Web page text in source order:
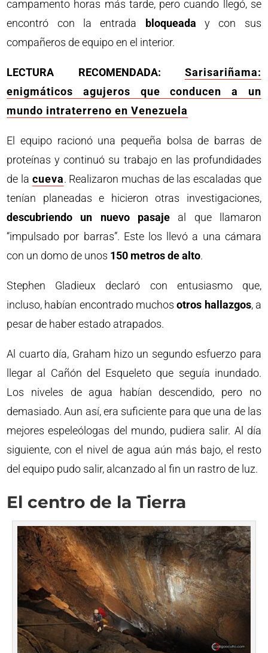
campamento horas más tarde, pero cuando llegó, se
encontró con la entrada
bloqueada y con sus
compañeros de equipo en el interior.
LECTURA RECOMENDADA: Sarisariñama:
enigmáticos agujeros que conducen a un
mundo intraterreno en Venezuela
El equipo racionó una pequeña bolsa de barras de
proteínas y continuó su trabajo en las profundidades
de la cueva. Realizaron muchas de las escaladas que
tenían planeadas e hicieron otras investigaciones,
descubriendo un nuevo pasaje al que llamaron
“impulsado por barras”. Este los llevó a una cámara
con un domo de unos 150 metros de alto.
Stephen Gladieux declaró con entusiasmo que,
incluso, habían encontrado muchosotros hallazgos, a
pesar de haber estado atrapados.
Al cuarto día, Graham hizo un segundo esfuerzo para
llegar al Cañón del Esqueleto que seguía inundado.
Los niveles de agua habían descendido, pero no
demasiado. Aun así, era suficiente para que una de las
mejores espeleólogas del mundo, pudiera salir. Al día
siguiente, con el nivel de agua aún más bajo, el resto
del equipo pudo salir, alcanzado al fin un rastro de luz.
El centro de la Tierra